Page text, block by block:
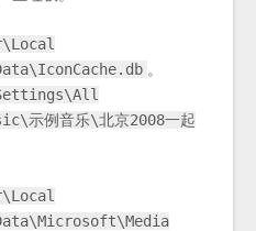
。
示例音乐\北京2008一起